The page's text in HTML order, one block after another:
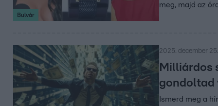
Bulvár
meg, majd az
2025. december
Milliárdos
gondoltad
Ismerd meg a